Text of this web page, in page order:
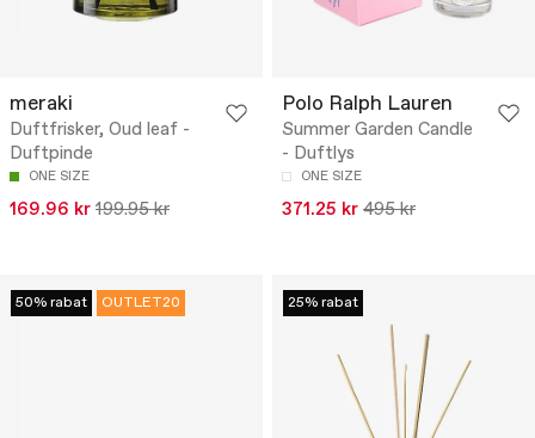
meraki
Duftfrisker, Oud leaf -
Duftpinde
ONE SIZE
169.96 kr 199.95 kr
Polo Ralph Lauren
Summer Garden Candle
- Duftlys
ONE SIZE
371.25 kr 495 kr
50% rabat OUTLET20 25% rabat